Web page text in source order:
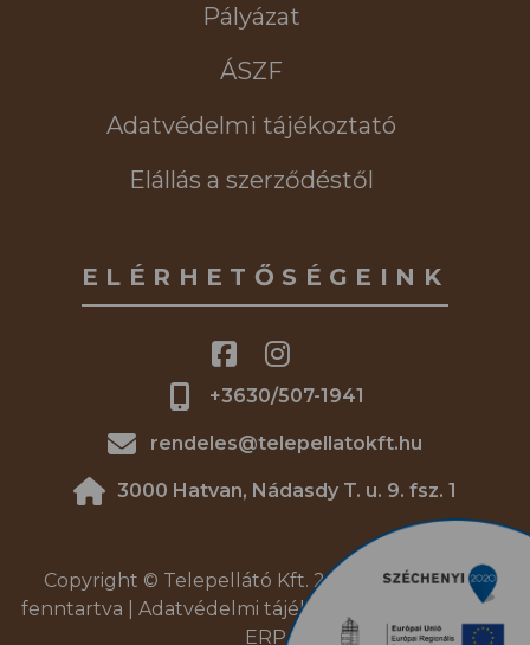
Pályázat
ÁSZF
Adatvédelmi tájékoztató
Elállás a szerződéstől
ELÉRHETŐSÉGEINK
+3630/507-1941
rendeles@telepellatokft.hu
3000 Hatvan, Nádasdy T. u. 9. fsz. 1
Copyright © Telepellátó Kft. 2026. | Minden jog
fenntartva | Adatvédelmi tájékoztató
DREAM4SYS
ERP